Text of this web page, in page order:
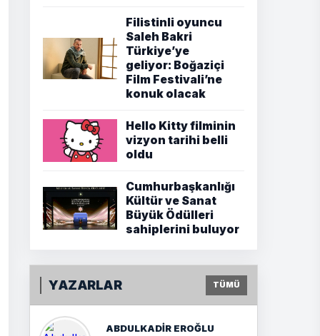
Filistinli oyuncu
Saleh Bakri
Türkiye’ye
geliyor: Boğaziçi
Film Festivali’ne
konuk olacak
Hello Kitty filminin
vizyon tarihi belli
oldu
Cumhurbaşkanlığı
Kültür ve Sanat
Büyük Ödülleri
sahiplerini buluyor
YAZARLAR TÜMÜ
ABDULKADIR EROĞLU